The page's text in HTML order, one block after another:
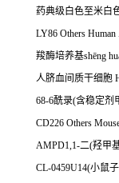
药典级白色至米白
LY86 Others Human
羧酶培养基shēng hu
人脐血间质干细胞
68-6酰录(含稳定剂
CD226 Others
AMPD1,1-二(羟甲
CL-0459U14(小鼠